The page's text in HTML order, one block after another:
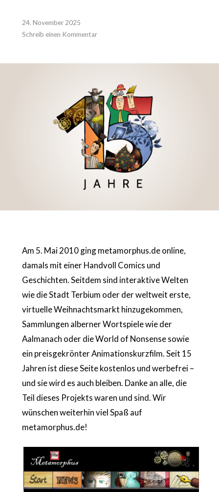
24. November 2025
Schreib einen Kommentar
Am 5. Mai 2010 ging metamorphus.de online,
damals mit einer Handvoll Comics und
Geschichten. Seitdem sind interaktive Welten
wie die Stadt Terbium oder der weltweit erste,
virtuelle Weihnachtsmarkt hinzugekommen,
Sammlungen alberner Wortspiele wie der
Aalmanach oder die World of Nonsense sowie
ein preisgekrönter Animationskurzfilm. Seit 15
Jahren ist diese Seite kostenlos und werbefrei –
und sie wird es auch bleiben. Danke an alle, die
Teil dieses Projekts waren und sind. Wir
wünschen weiterhin viel Spaß auf
metamorphus.de!